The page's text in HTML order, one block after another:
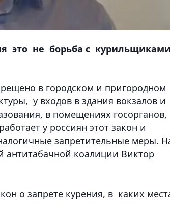
это не борьба с
в городском и пригородном
у входов в здания вокзалов и
в помещениях госорганов,
у россиян этот закон и
запретительные меры.
антитабачной коалиции Виктор
о запрете курения, в каких